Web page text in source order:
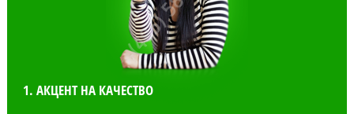
1. АКЦЕНТ НА КАЧЕСТВО